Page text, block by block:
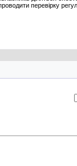
перевірку